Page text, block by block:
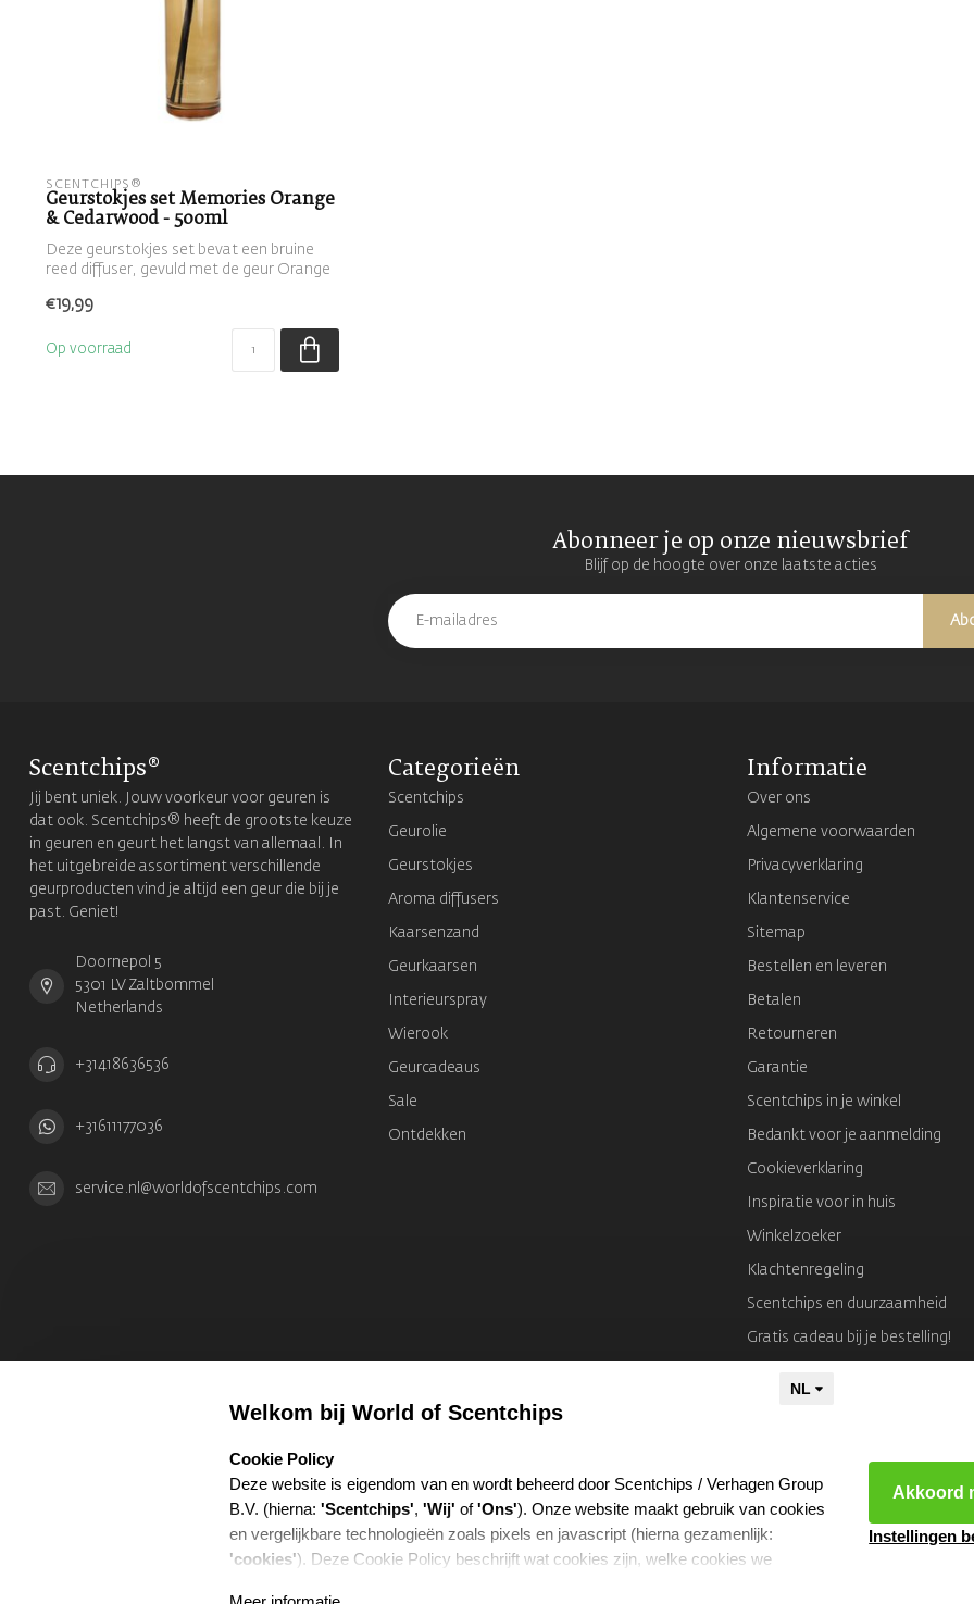
SCENTCHIPS®
Geurstokjes set Memories Orange
& Cedarwood - 500ml
Deze geurstokjes set bevat een bruine
reed diffuser, gevuld met de geur Orange
€19,99
Op voorraad
Abonneer je op onze nieuwsbrief
Blijf op de hoogte over onze laatste acties
Scentchips®
Jij bent uniek. Jouw voorkeur voor geuren is
dat ook. Scentchips® heeft de grootste keuze
in geuren en geurt het langst van allemaal. In
het uitgebreide assortiment verschillende
geurproducten vind je altijd een geur die bij je
past. Geniet!
Doornepol 5
5301 LV Zaltbommel
Netherlands
+31418636536
+31611177036
service.nl@worldofscentchips.com
Categorieën
Scentchips
Geurolie
Geurstokjes
Aroma diffusers
Kaarsenzand
Geurkaarsen
Interieurspray
Wierook
Geurcadeaus
Sale
Ontdekken
Informatie
Over ons
Algemene voorwaarden
Privacyverklaring
Klantenservice
Sitemap
Bestellen en leveren
Betalen
Retourneren
Garantie
Scentchips in je winkel
Bedankt voor je aanmelding
Cookieverklaring
Inspiratie voor in huis
Winkelzoeker
Klachtenregeling
Scentchips en duurzaamheid
Gratis cadeau bij je bestelling!
Welkom bij World of Scentchips
select language
Cookie Policy
Deze website is eigendom van en wordt beheerd door Scentchips / Verhagen Group
B.V. (hierna: 'Scentchips', 'Wij' of'Ons'). Onze website maakt gebruik van cookies
en vergelijkbare technologieën zoals pixels en javascript (hierna gezamenlijk:
'cookies'). Deze Cookie Policy beschrijft wat cookies zijn, welke cookies we
Akkoord
Instellingen